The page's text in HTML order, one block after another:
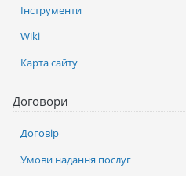
Інструменти
Wiki
Карта сайту
Договори
Договір
Умови надання послуг